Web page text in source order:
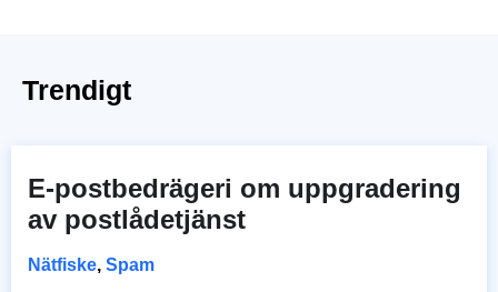
Trendigt
E-postbedrägeri om uppgradering
av postlådetjänst
Nätfiske, Spam